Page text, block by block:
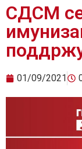
СДСМ
01/09/2021